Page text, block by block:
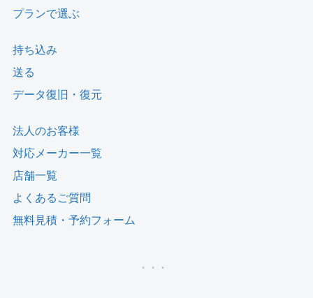
プランで選ぶ
持ち込み
送る
データ復旧・復元
法人のお客様
対応メーカー一覧
店舗一覧
よくあるご質問
無料見積・予約フォーム